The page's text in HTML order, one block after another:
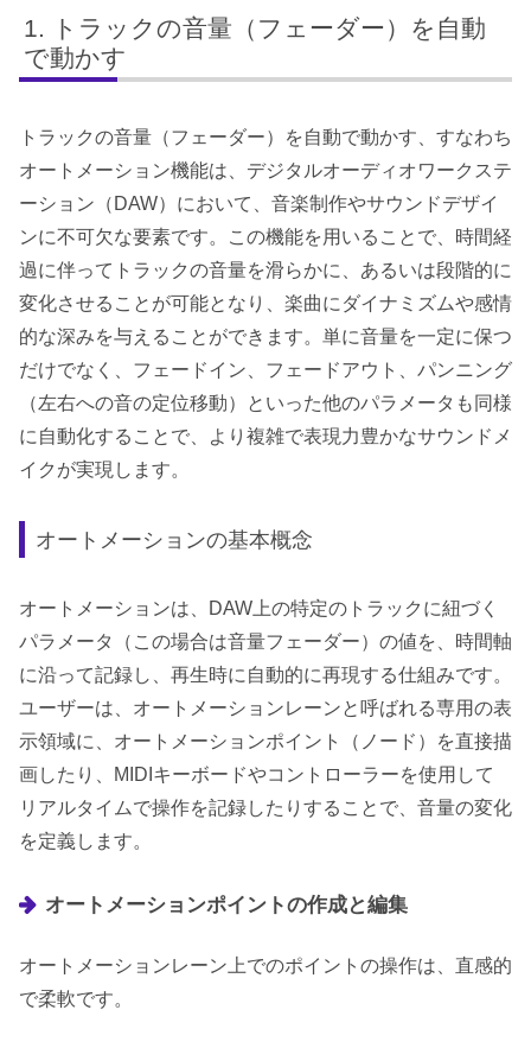
トラックの音量（フェーダー）を自動
で動かす
トラックの音量（フェーダー）を自動で動かす、すなわち
オートメーション機能は、デジタルオーディオワークステ
ーション（DAW）において、音楽制作やサウンドデザイ
ンに不可欠な要素です。この機能を用いることで、時間経
過に伴ってトラックの音量を滑らかに、あるいは段階的に
変化させることが可能となり、楽曲にダイナミズムや感情
的な深みを与えることができます。単に音量を一定に保つ
だけでなく、フェードイン、フェードアウト、パンニング
（左右への音の定位移動）といった他のパラメータも同様
に自動化することで、より複雑で表現力豊かなサウンドメ
イクが実現します。
オートメーションの基本概念
オートメーションは、DAW上の特定のトラックに紐づく
パラメータ（この場合は音量フェーダー）の値を、時間軸
に沿って記録し、再生時に自動的に再現する仕組みです。
ユーザーは、オートメーションレーンと呼ばれる専用の表
示領域に、オートメーションポイント（ノード）を直接描
画したり、MIDIキーボードやコントローラーを使用して
リアルタイムで操作を記録したりすることで、音量の変化
を定義します。
オートメーションポイントの作成と編集
オートメーションレーン上でのポイントの操作は、直感的
で柔軟です。